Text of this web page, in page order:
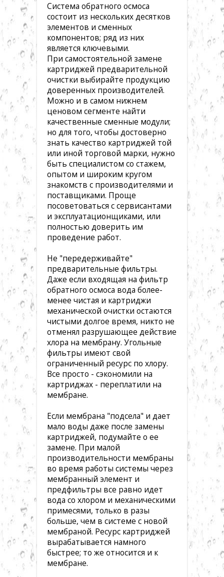
Система обратного осмоса
состоит из нескольких десятков
элементов и сменных
компонентов; ряд из них
является ключевыми.
При самостоятельной замене
картриджей предварительной
очистки выбирайте продукцию
доверенных производителей.
Можно и в самом нижнем
ценовом сегменте найти
качественные сменные модули;
но для того, чтобы достоверно
знать качество картриджей той
или иной торговой марки, нужно
быть специалистом со стажем,
опытом и широким кругом
знакомств с производителями и
поставщиками. Проще
посоветоваться с сервисантами
и эксплуатационщиками, или
полностью доверить им
проведение работ.
Не "передерживайте"
предварительные фильтры.
Даже если входящая на фильтр
обратного осмоса вода более-
менее чистая и картриджи
механической очистки остаются
чистыми долгое время, никто не
отменял разрушающее действие
хлора на мембрану. Угольные
фильтры имеют свой
ограниченный ресурс по хлору.
Все просто - сэкономили на
картриджах - переплатили на
мембране.
Если мембрана "подсела" и дает
мало воды даже после замены
картриджей, подумайте о ее
замене. При малой
производительности мембраны
во время работы системы через
мембранный элемент и
предфильтры все равно идет
вода со хлором и механическими
примесями, только в разы
больше, чем в системе с новой
мембраной. Ресурс картриджей
вырабатывается намного
быстрее; то же относится и к
мембране.